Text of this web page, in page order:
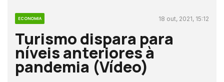
ECONOMIA 18 out, 2021, 15:12
Turismo dispara para
níveis anteriores à
pandemia (Vídeo)